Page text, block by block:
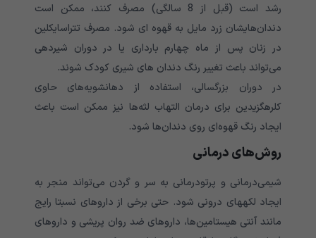
رشد است (قبل از 8 سالگی) مصرف کنند، ممکن است
دندان‌هایشان زرد مایل به قهوه ای شود. مصرف تتراسایکلین
در زنان پس از ماه چهارم بارداری یا در دوران شیردهی
می‌‌‌‌‌‌‌‌‌‌‌‌‌تواند باعث تغییر رنگ دندان های شیری کودک شوند.
در دوران بزرگسالی، استفاده از دهانشویه‌های حاوی
کلرهگزیدین برای درمان التهاب لثه‌ها نیز ممکن است باعث
ایجاد رنگ قهوه‌ای روی دندان‌ها شود.
روش‌های درمانی
شیمی‌‌‌‌‌‌‌‌‌‌‌‌‌درمانی و پرتودرمانی به سر و گردن می‌‌‌‌‌‌‌‌‌‌‌‌‌تواند منجر به
ایجاد لکه‎های درونی شود. حتی برخی از داروهای نسبتا رایج
مانند آنتی هیستامین‌ها، داروهای ضد روان پریشی و داروهای